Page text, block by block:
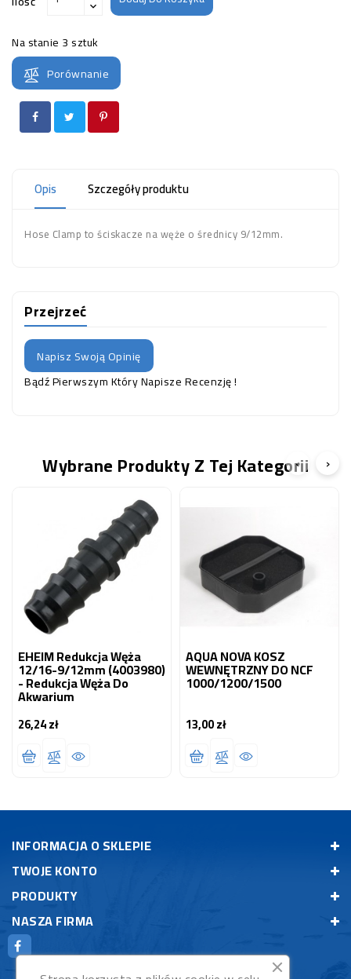
Na stanie 3 sztuk
Porównanie
Opis Szczegóły produktu
Hose Clamp to ściskacze na węże o średnicy 9/12mm.
Przejrzeć
Napisz Swoją Opinię
Bądź Pierwszym Który Napisze Recenzję !
Wybrane Produkty Z Tej Kategorii
EHEIM Redukcja Węża
12/16-9/12mm (4003980)
- Redukcja Węża Do
Akwarium
26,24 złCena
AQUA NOVA KOSZ
WEWNĘTRZNY DO NCF
1000/1200/1500
13,00 złCena
‹ ›
INFORMACJA O SKLEPIE
TWOJE KONTO
PRODUKTY
NASZA FIRMA